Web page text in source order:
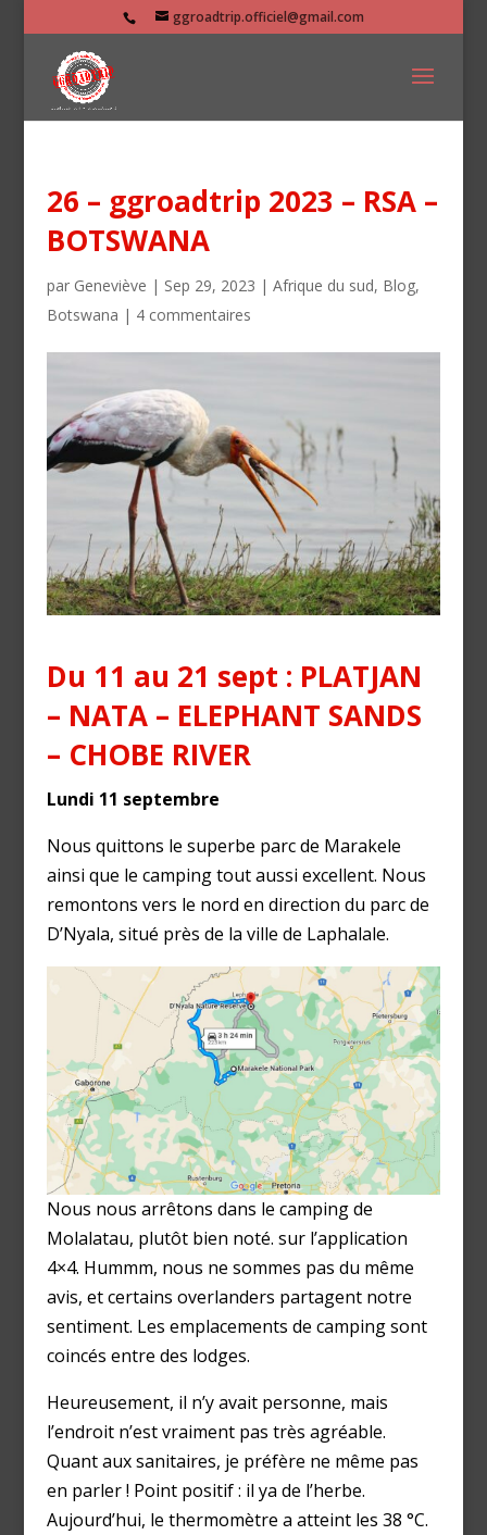
ggroadtrip.officiel@gmail.com
26 – ggroadtrip 2023 – RSA –
BOTSWANA
par Geneviève | Sep 29, 2023 | Afrique du sud, Blog,
Botswana | 4 commentaires
Du 11 au 21 sept : PLATJAN
– NATA – ELEPHANT SANDS
– CHOBE RIVER
Lundi 11 septembre
Nous quittons le superbe parc de Marakele
ainsi que le camping tout aussi excellent. Nous
remontons vers le nord en direction du parc de
D’Nyala, situé près de la ville de Laphalale.
Nous nous arrêtons dans le camping de
Molalatau, plutôt bien noté. sur l’application
4×4. Hummm, nous ne sommes pas du même
avis, et certains overlanders partagent notre
sentiment. Les emplacements de camping sont
coincés entre des lodges.
Heureusement, il n’y avait personne, mais
l’endroit n’est vraiment pas très agréable.
Quant aux sanitaires, je préfère ne même pas
en parler ! Point positif : il ya de l’herbe.
Aujourd’hui, le thermomètre a atteint les 38 °C.